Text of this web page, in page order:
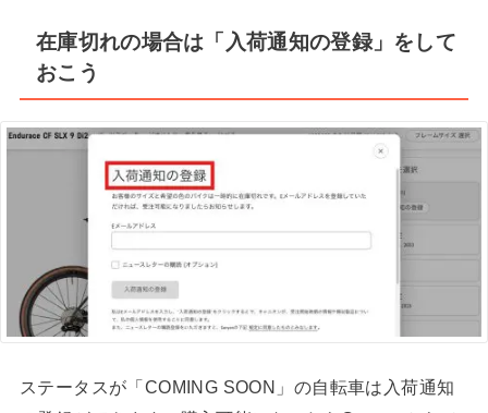
在庫切れの場合は「入荷通知の登録」をして
おこう
ステータスが「COMING SOON」の自転車は入荷通知